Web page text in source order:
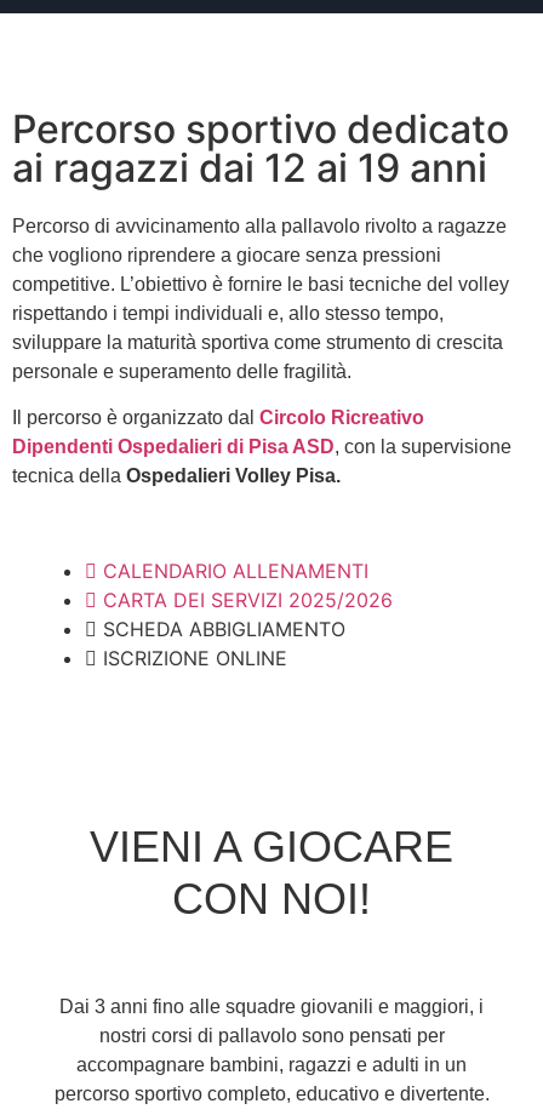
Percorso sportivo dedicato
ai ragazzi dai 12 ai 19 anni
Percorso di avvicinamento alla pallavolo rivolto a ragazze
che vogliono riprendere a giocare senza pressioni
competitive. L’obiettivo è fornire le basi tecniche del volley
rispettando i tempi individuali e, allo stesso tempo,
sviluppare la maturità sportiva come strumento di crescita
personale e superamento delle fragilità.
Il percorso è organizzato dal Circolo Ricreativo
Dipendenti Ospedalieri di Pisa ASD, con la supervisione
tecnica della Ospedalieri Volley Pisa.
CALENDARIO ALLENAMENTI
CARTA DEI SERVIZI 2025/2026
SCHEDA ABBIGLIAMENTO
ISCRIZIONE ONLINE
VIENI A GIOCARE
CON NOI!
Dai 3 anni fino alle squadre giovanili e maggiori, i
nostri corsi di pallavolo sono pensati per
accompagnare bambini, ragazzi e adulti in un
percorso sportivo completo, educativo e divertente.